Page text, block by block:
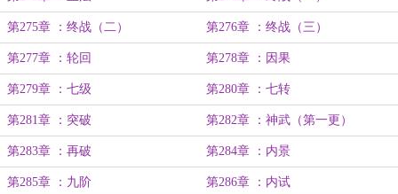
第275章 ：终战（二） 第276章 ：终战（三）
第277章 ：轮回 第278章 ：因果
第279章 ：七级 第280章 ：七转
第281章 ：突破 第282章 ：神武（第一更）
第283章 ：再破 第284章 ：内景
第285章 ：九阶 第286章 ：内试